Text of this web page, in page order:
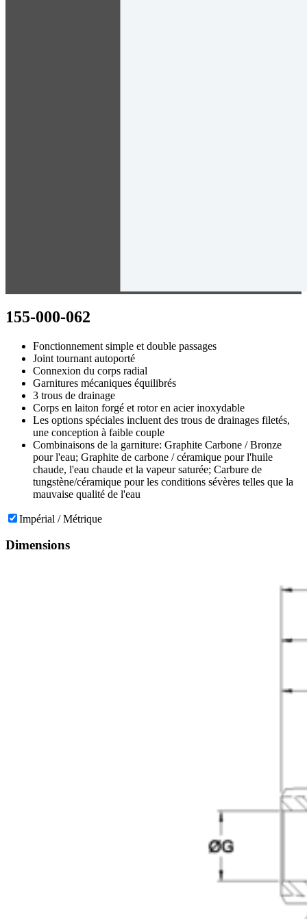
155-000-062
Fonctionnement simple et double passages
Joint tournant autoporté
Connexion du corps radial
Garnitures mécaniques équilibrés
3 trous de drainage
Corps en laiton forgé et rotor en acier inoxydable
Les options spéciales incluent des trous de drainages filetés,
une conception à faible couple
Combinaisons de la garniture: Graphite Carbone / Bronze
pour l'eau; Graphite de carbone / céramique pour l'huile
chaude, l'eau chaude et la vapeur saturée; Carbure de
tungstène/céramique pour les conditions sévères telles que la
mauvaise qualité de l'eau
Impérial / Métrique
Dimensions